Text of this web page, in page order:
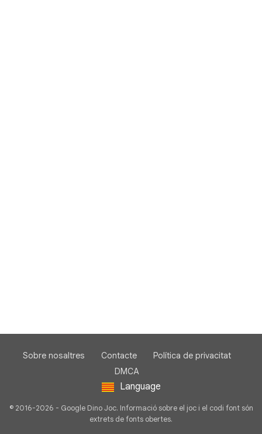
Sobre nosaltres Contacte
Política de privacitat
DMCA
Language
© 2016-2026 - Google Dino Joc. Informació sobre el joc i el codi font són
extrets de fonts obertes.